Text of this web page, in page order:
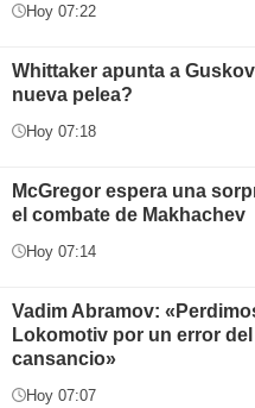
Hoy 07:22
Whittaker apunta a
nueva pelea?
Hoy 07:18
McGregor espera una
el combate de Makhachev
Hoy 07:14
Vadim Abramov:
Lokomotiv por un error del
cansancio»
Hoy 07:07